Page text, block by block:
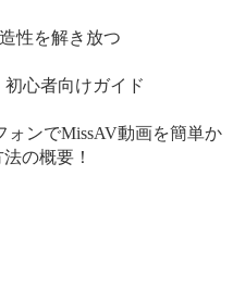
性を解き放つ
初心者向けガイド
ォンでMissAV動画を簡単か
の概要！